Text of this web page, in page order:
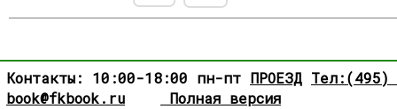
Контакты: 10:00-18:00 пн-пт ПРОЕЗД Тел:(495)
book@fkbook.ru
Полная версия